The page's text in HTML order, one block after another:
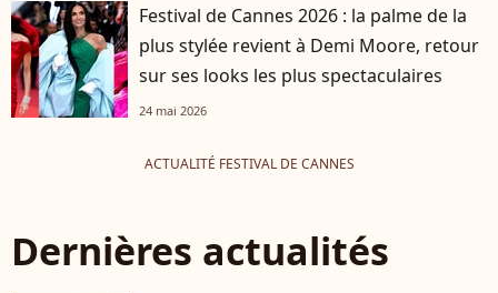
Festival de Cannes 2026 : la palme de la
plus stylée revient à Demi Moore, retour
sur ses looks les plus spectaculaires
24 mai 2026
ACTUALITÉ FESTIVAL DE CANNES
Dernières actualités